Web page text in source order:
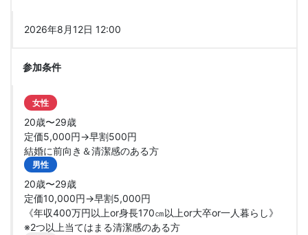
2026年8月12日 12:00
参加条件
女性
20歳〜29歳
定価5,000円→早割500円
結婚に前向き＆清潔感のある方
男性
20歳〜29歳
定価10,000円→早割5,000円
《年収400万円以上or身長170㎝以上or大卒or一人暮らし》
※2つ以上当てはまる清潔感のある方